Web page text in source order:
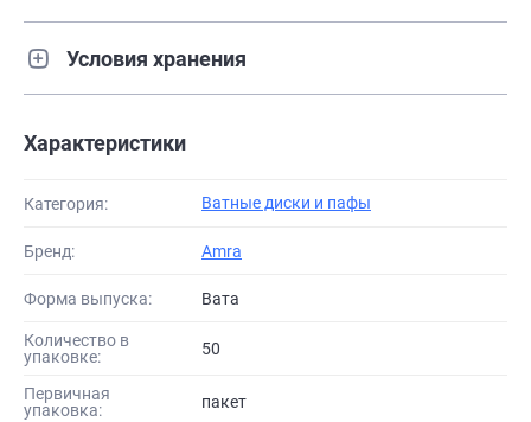
Условия хранения
Характеристики
Категория: Ватные диски и пафы
Бренд: Amra
Форма выпуска: Вата
Количество в
упаковке:
50
Первичная
упаковка:
пакет